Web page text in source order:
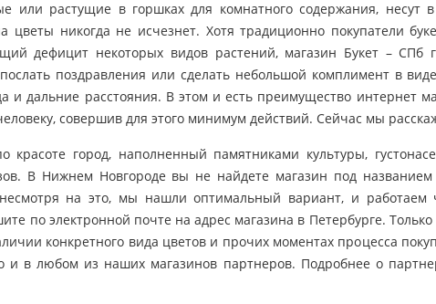
Пулково 2 Пикалево
Репино Сертолово
Сургут Сосновый Бор
Шлиссельбург Шереметьево МО
Юбилейный Юкки
или растущие в горшках для комнатного содержания,
цветы никогда не исчезнет. Хотя традиционно покупатели
дефицит некоторых видов растений, магазин Букет –
поздравления или сделать небольшой комплимент в
и дальние расстояния. В этом и есть преимущество интернет
совершив для этого минимум действий. Сейчас мы
красоте город, наполненный памятниками культуры,
В Нижнем Новгороде вы не найдете магазин под
на это, мы нашли оптимальный вариант, и работаем
по электронной почте на адрес магазина в Петербурге.
конкретного вида цветов и прочих моментах процесса
и в любом из наших магазинов партнеров. Подробнее о